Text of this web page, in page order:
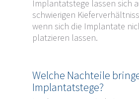
Implantatstege lassen sich
schwierigen
wenn sich die Implantate
platzieren lassen.
Welche Nachteile
Implantatstege?